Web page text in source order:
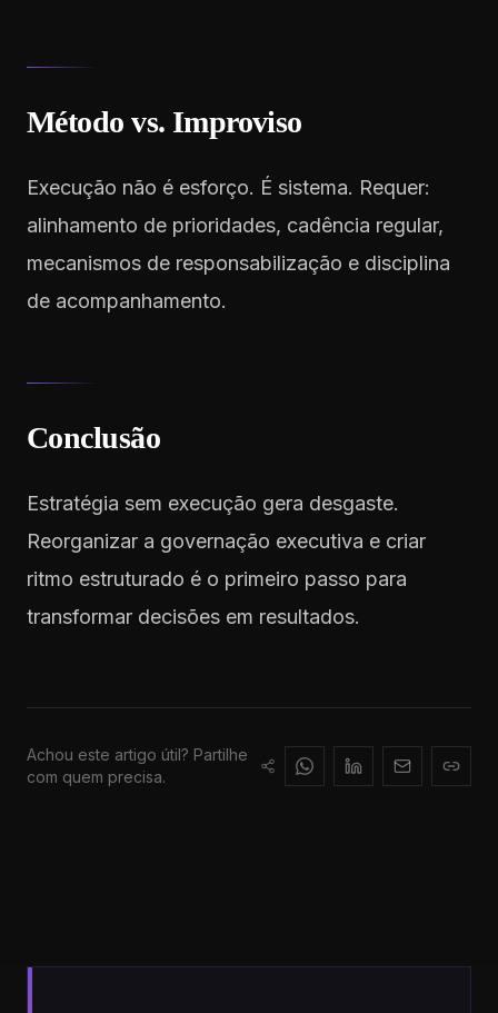
Método vs. Improviso
Execução não é esforço. É sistema. Requer:
alinhamento de prioridades, cadência regular,
mecanismos de responsabilização e disciplina
de acompanhamento.
Conclusão
Estratégia sem execução gera desgaste.
Reorganizar a governação executiva e criar
ritmo estruturado é o primeiro passo para
transformar decisões em resultados.
Achou este artigo útil? Partilhe
com quem precisa.